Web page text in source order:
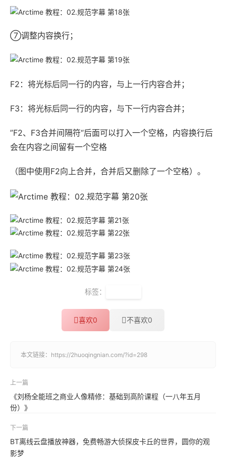
⑦调整内容换行；
F2：将光标后同一行的内容，与上一行内容合并；
F3：将光标后同一行的内容，与下一行内容合并；
”F2、F3合并间隔符“后面可以打入一个空格，内容换行后
会在内容之间留有一个空格
（图中使用F2向上合并，合并后又删除了一个空格）。
标签：
喜欢0 不喜欢0
本文链接： https://2huoqingnian.com/?id=298
上一篇
《刘杨全能班之商业人像精修：基础到高阶课程（一八年五月
份）》
下一篇
BT离线云盘播放神器，免费畅游大侦探皮卡丘的世界，圆你的观
影梦